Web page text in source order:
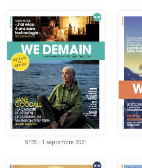
N°35 - 1 septembre 2021